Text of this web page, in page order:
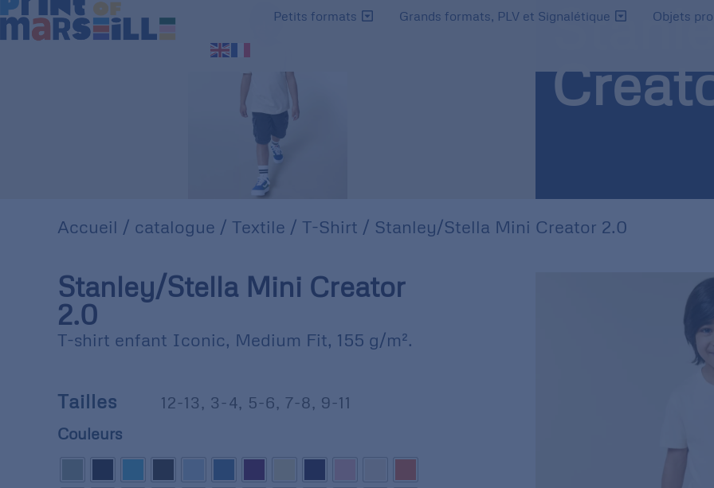
Petits formats Grands formats, PLV et Signalétique Objets
Accueil / catalogue / Textile / T-Shirt / Stanley/Stella Mini Creator 2.0
Stanley/Stella Mini Creator
2.0
T-shirt enfant Iconic, Medium Fit, 155 g/m².
Tailles 12-13 , 3-4, 5-6, 7-8, 9-11
Couleurs